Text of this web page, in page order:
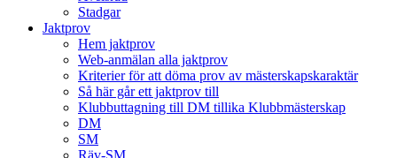
Stadgar
Jaktprov
Hem jaktprov
Web-anmälan alla jaktprov
Kriterier för att döma prov av mästerskapskaraktär
Så här går ett jaktprov till
Klubbuttagning till DM tillika Klubbmästerskap
DM
SM
Räv-SM